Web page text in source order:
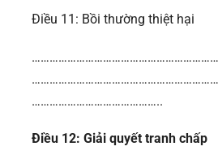
Điều 11: Bồi thường thiệt hại
……………………………………..
Điều 12: Giải quyết tranh chấp